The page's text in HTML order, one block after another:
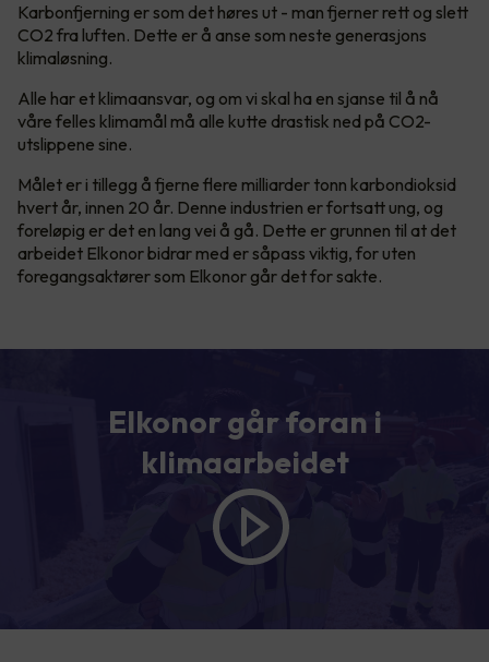
Karbonfjerning er som det høres ut - man fjerner rett og slett
CO2 fra luften. Dette er å anse som neste generasjons
klimaløsning.
Alle har et klimaansvar, og om vi skal ha en sjanse til å nå
våre felles klimamål må alle kutte drastisk ned på CO2-
utslippene sine.
Målet er i tillegg å fjerne flere milliarder tonn karbondioksid
hvert år, innen 20 år. Denne industrien er fortsatt ung, og
foreløpig er det en lang vei å gå. Dette er grunnen til at det
arbeidet Elkonor bidrar med er såpass viktig, for uten
foregangsaktører som Elkonor går det for sakte.
Elkonor går foran i
klimaarbeidet